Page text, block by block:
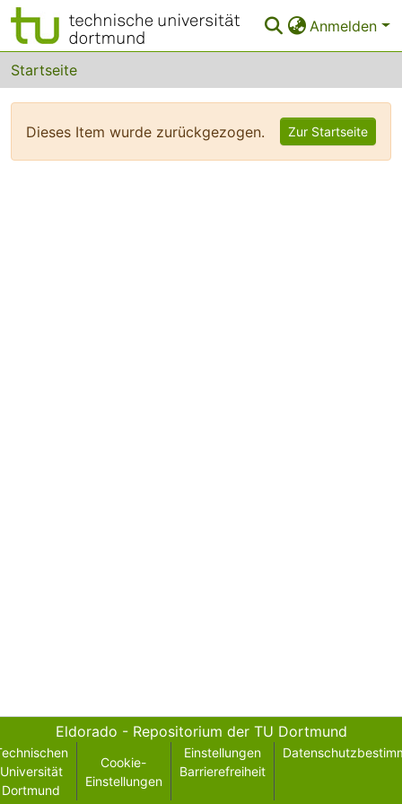
Anmelden
Bereiche & Sammlungen
Das gesamte Repositorium
FAQ
Startseite
Dieses Item wurde zurückgezogen. Zur Startseite
Eldorado - Repositorium der TU Dortmund
Universität
Dortmund
Cookie-
Einstellungen
Einstellungen
Barrierefreiheit